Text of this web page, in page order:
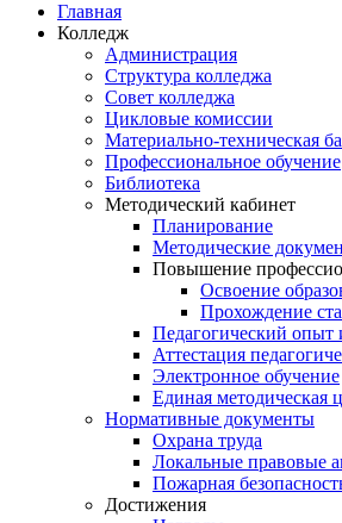
Главная
Колледж
Администрация
Структура колледжа
Совет колледжа
Цикловые комиссии
Материально-техническая
Профессиональное обучение
Библиотека
Методический кабинет
Планирование
Методические
Повышение
Освоение
Прохождение
Педагогический опыт
Аттестация
Электронное обучение
Единая методическая
Нормативные документы
Охрана труда
Локальные правовые
Пожарная
Достижения